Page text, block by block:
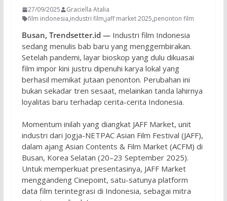
27/09/2025
Graciella Atalia
film indonesia,industri film,jaff market 2025,penonton film
Busan, Trendsetter.id —Industri film Indonesia
sedang menulis bab baru yang menggembirakan.
Setelah pandemi, layar bioskop yang dulu dikuasai
film impor kini justru dipenuhi karya lokal yang
berhasil memikat jutaan penonton. Perubahan ini
bukan sekadar tren sesaat, melainkan tanda lahirnya
loyalitas baru terhadap cerita-cerita Indonesia.
Momentum inilah yang diangkat JAFF Market, unit
industri dari Jogja-NETPAC Asian Film Festival (JAFF),
dalam ajang Asian Contents & Film Market (ACFM) di
Busan, Korea Selatan (20–23 September 2025).
Untuk memperkuat presentasinya, JAFF Market
menggandeng Cinepoint, satu-satunya platform
data film terintegrasi di Indonesia, sebagai mitra